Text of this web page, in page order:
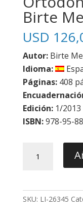
Birte
USD
Autor:Birte
Idioma:
Páginas:408
Edición:1/2013
ISBN:978-95-
Birte
Melsen
SKU: LI-26345